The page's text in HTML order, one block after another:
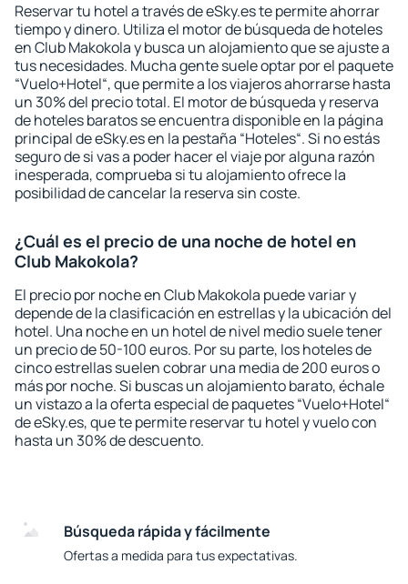
Reservar tu hotel a través de eSky.es te permite ahorrar
tiempo y dinero. Utiliza el motor de búsqueda de hoteles
en Club Makokola y busca un alojamiento que se ajuste a
tus necesidades. Mucha gente suele optar por el paquete
“Vuelo+Hotel“, que permite a los viajeros ahorrarse hasta
un 30% del precio total. El motor de búsqueda y reserva
de hoteles baratos se encuentra disponible en la página
principal de eSky.es en la pestaña “Hoteles“. Si no estás
seguro de si vas a poder hacer el viaje por alguna razón
inesperada, comprueba si tu alojamiento ofrece la
posibilidad de cancelar la reserva sin coste.
¿Cuál es el precio de una noche de hotel en
Club Makokola?
El precio por noche en Club Makokola puede variar y
depende de la clasificación en estrellas y la ubicación del
hotel. Una noche en un hotel de nivel medio suele tener
un precio de 50-100 euros. Por su parte, los hoteles de
cinco estrellas suelen cobrar una media de 200 euros o
más por noche. Si buscas un alojamiento barato, échale
un vistazo a la oferta especial de paquetes “Vuelo+Hotel“
de eSky.es, que te permite reservar tu hotel y vuelo con
hasta un 30% de descuento.
Búsqueda rápida y fácilmente
Ofertas a medida para tus expectativas.